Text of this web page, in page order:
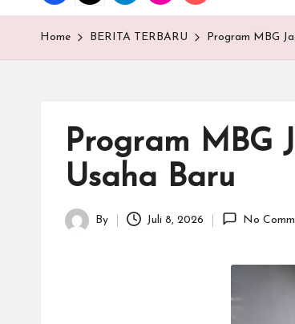
E
M
Home BERITA TERBARU Program MBG
Program MBG
Usaha Baru
Posted
By Juli 8, 2026 No